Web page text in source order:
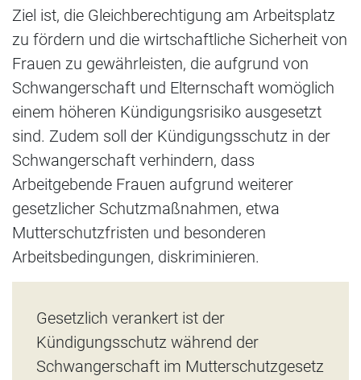
Ziel ist, die Gleichberechtigung am Arbeitsplatz
zu fördern und die wirtschaftliche Sicherheit von
Frauen zu gewährleisten, die aufgrund von
Schwangerschaft und Elternschaft womöglich
einem höheren Kündigungsrisiko ausgesetzt
sind. Zudem soll der Kündigungsschutz in der
Schwangerschaft verhindern, dass
Arbeitgebende Frauen aufgrund weiterer
gesetzlicher Schutzmaßnahmen, etwa
Mutterschutzfristen und besonderen
Arbeitsbedingungen, diskriminieren.
Gesetzlich verankert ist der
Kündigungsschutz während der
Schwangerschaft im Mutterschutzgesetz